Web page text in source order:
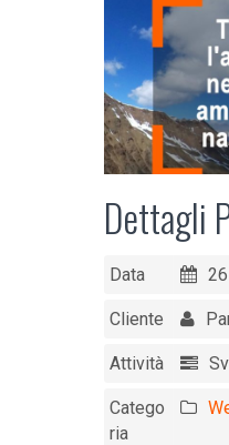
Dettagli
Data
Cliente
Attività
Catego
ria